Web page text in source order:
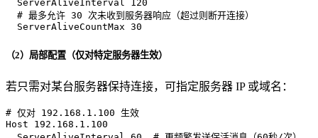
  ServerAliveInterval 120
  # 最多允许 30 次未收到服务器响应（超过则断开连接）
  ServerAliveCountMax 30
（2）局部配置（仅对特定服务器生效）
若只需对某台服务器保持连接，可指定服务器 IP 或域名：
# 仅对 192.168.1.100 生效
Host 192.168.1.100